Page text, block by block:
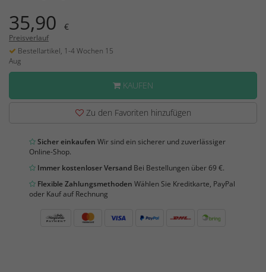
35,90 €
Preisverlauf
Bestellartikel, 1-4 Wochen 15
Aug
KAUFEN
Zu den Favoriten hinzufügen
Sicher einkaufen Wir sind ein sicherer und zuverlässiger
Online-Shop.
Immer kostenloser Versand Bei Bestellungen über 69 €.
Flexible Zahlungsmethoden Wählen Sie Kreditkarte, PayPal
oder Kauf auf Rechnung